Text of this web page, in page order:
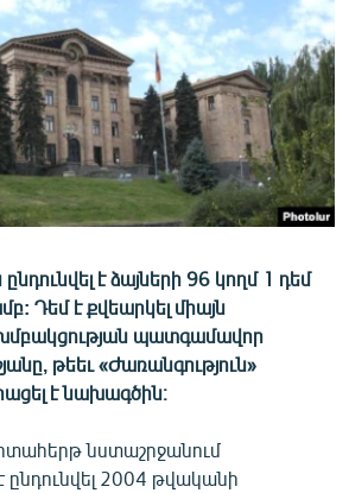
է ձայների 96 կողմ 1 դեմ
Դեմ է քվեարկել միայն
պատգամավոր
թեեւ «Ժառանգություն»
է նախագծին։
նստաշրջանում
ընդունվել 2004 թվականի